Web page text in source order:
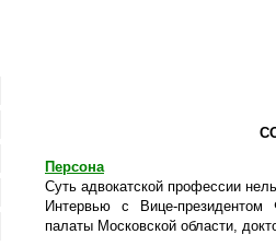
Персона
Суть адвокатской профессии
Интервью с Вице-президентом
палаты Московской области,